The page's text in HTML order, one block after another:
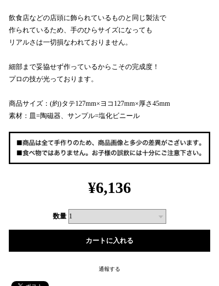
飲食店などの店頭に飾られているものと同じ製法で
作られているため、手のひらサイズになっても
リアルさは一切損なわれておりません。
細部まで妥協せず作っているからこその完成度！
プロの技が光っております。
商品サイズ：(約)タテ127mm×ヨコ127mm×厚さ45mm
素材：皿=陶磁器、サンプル=塩化ビニール
¥6,136
数量
通報する